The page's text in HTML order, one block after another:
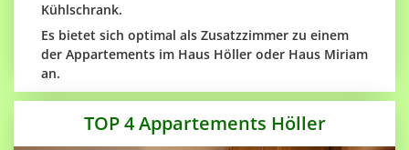
Kühlschrank.
Es bietet sich optimal als Zusatzzimmer zu einem
der Appartements im Haus Höller oder Haus Miriam
an.
TOP 4 Appartements Höller